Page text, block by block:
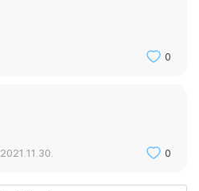
0
2021.11.30. 0